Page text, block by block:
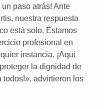
paso atrás! Ante
nuestra respuesta
está solo. Estamos
profesional en
instancia. ¡Aquí
la dignidad de
todos!», advirtieron los